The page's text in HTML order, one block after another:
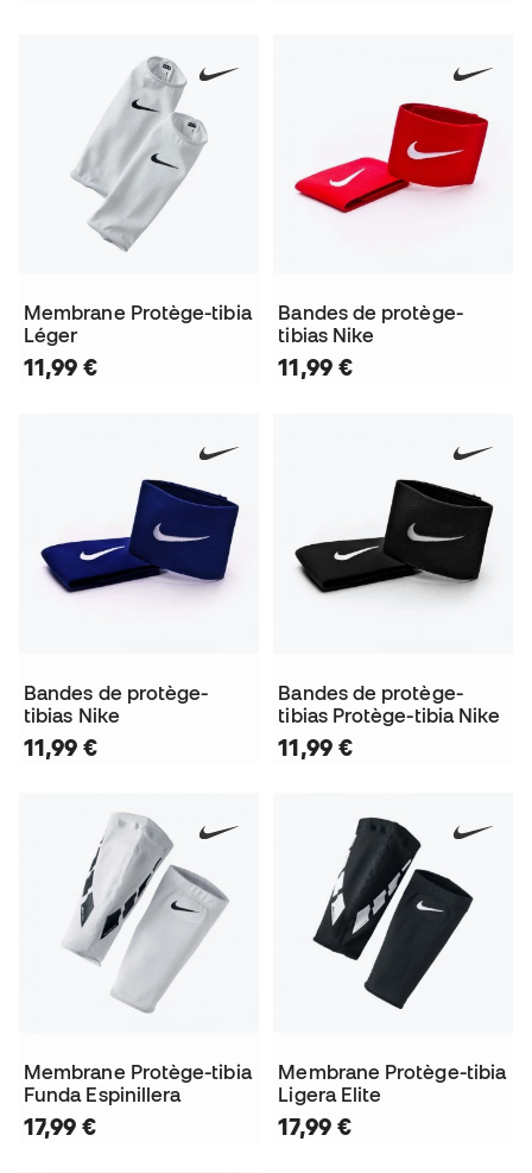
Membrane Protège-tibia
Léger
11,99 €
Bandes de protège-
tibias Nike
11,99 €
Bandes de protège-
tibias Nike
11,99 €
Bandes de protège-
tibias Protège-tibia Nike
11,99 €
Membrane Protège-tibia
Funda Espinillera
17,99 €
Membrane Protège-tibia
Ligera Elite
17,99 €